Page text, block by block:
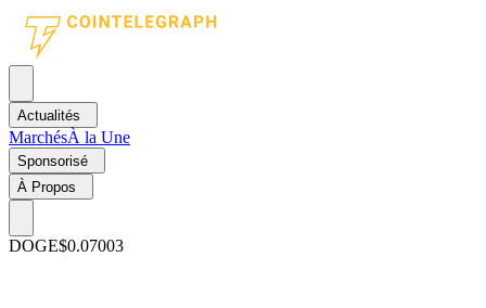
Actualités
MarchésÀ la Une
Sponsorisé
À Propos
DOGE$0.07003